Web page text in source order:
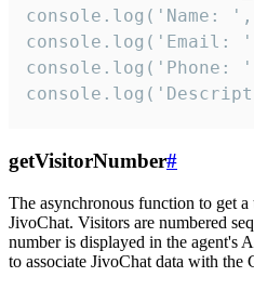
console.log('Name:
console.log('Email:
console.log('Phone:
getVisitorNumber#
The asynchronous function to get
JivoChat. Visitors are numbered
number is displayed in the agent's
to associate JivoChat data with the